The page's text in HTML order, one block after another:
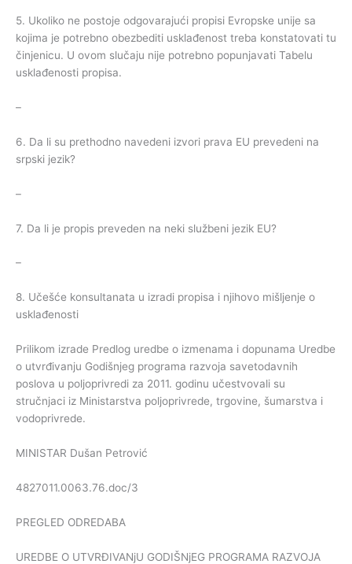
5. Ukoliko ne postoje odgovarajući propisi Evropske unije sa
kojima je potrebno obezbediti usklađenost treba konstatovati tu
činjenicu. U ovom slučaju nije potrebno popunjavati Tabelu
usklađenosti propisa.
–
6. Da li su prethodno navedeni izvori prava EU prevedeni na
srpski jezik?
–
7. Da li je propis preveden na neki službeni jezik EU?
–
8. Učešće konsultanata u izradi propisa i njihovo mišljenje o
usklađenosti
Prilikom izrade Predlog uredbe o izmenama i dopunama Uredbe
o utvrđivanju Godišnjeg programa razvoja savetodavnih
poslova u poljoprivredi za 2011. godinu učestvovali su
stručnjaci iz Ministarstva poljoprivrede, trgovine, šumarstva i
vodoprivrede.
MINISTAR Dušan Petrović
4827011.0063.76.doc/3
PREGLED ODREDABA
UREDBE O UTVRĐIVANjU GODIŠNjEG PROGRAMA RAZVOJA